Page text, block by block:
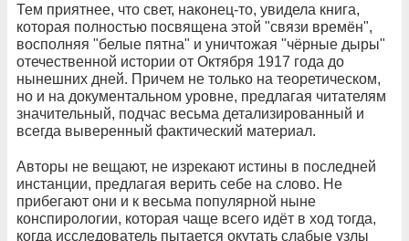
Тем приятнее, что свет, наконец-то, увидела книга,
которая полностью посвящена этой "связи времён",
восполняя "белые пятна" и уничтожая "чёрные дыры"
отечественной истории от Октября 1917 года до
нынешних дней. Причем не только на теоретическом,
но и на документальном уровне, предлагая читателям
значительный, подчас весьма детализированный и
всегда выверенный фактический материал.
Авторы не вещают, не изрекают истины в последней
инстанции, предлагая верить себе на слово. Не
прибегают они и к весьма популярной ныне
конспирологии, которая чаще всего идёт в ход тогда,
когда исследователь пытается окутать слабые узлы